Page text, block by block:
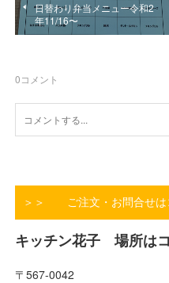
日替わり弁当メニュー令和2
年11/16〜
0コメント
＞＞ ご注文・お問合せは
キッチン花子 場所は
〒567-0042